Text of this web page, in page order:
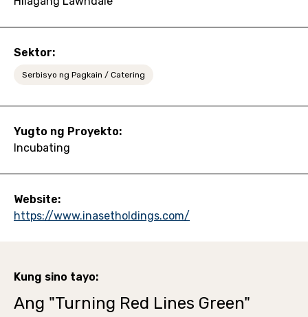
Sektor:
Serbisyo ng Pagkain / Catering
Yugto ng Proyekto:
Incubating
Website:
https://www.inasetholdings.com/
Kung sino tayo:
Ang "Turning Red Lines Green"